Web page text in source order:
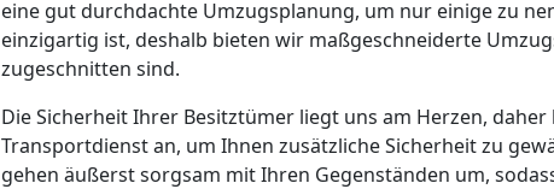
eine gut durchdachte Umzugsplanung, um nur einige zu
einzigartig ist, deshalb bieten wir maßgeschneiderte
zugeschnitten sind.
Die Sicherheit Ihrer Besitztümer liegt uns am Herzen,
Transportdienst an, um Ihnen zusätzliche Sicherheit zu
gehen äußerst sorgsam mit Ihren Gegenständen um,